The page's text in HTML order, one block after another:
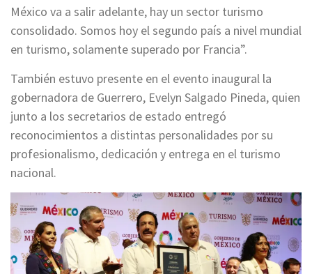
México va a salir adelante, hay un sector turismo
consolidado. Somos hoy el segundo país a nivel mundial
en turismo, solamente superado por Francia”.
También estuvo presente en el evento inaugural la
gobernadora de Guerrero, Evelyn Salgado Pineda, quien
junto a los secretarios de estado entregó
reconocimientos a distintas personalidades por su
profesionalismo, dedicación y entrega en el turismo
nacional.